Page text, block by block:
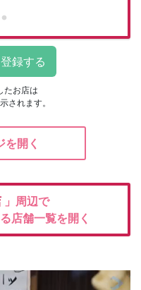
たお店は
されます。
を開く
」周辺で
店舗一覧を開く